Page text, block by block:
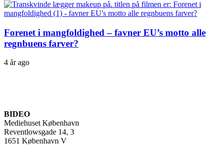
Forenet i mangfoldighed – favner EU’s motto alle
regnbuens farver?
4 år ago
BIDEO
Mediehuset København
Reventlowsgade 14, 3
1651 København V